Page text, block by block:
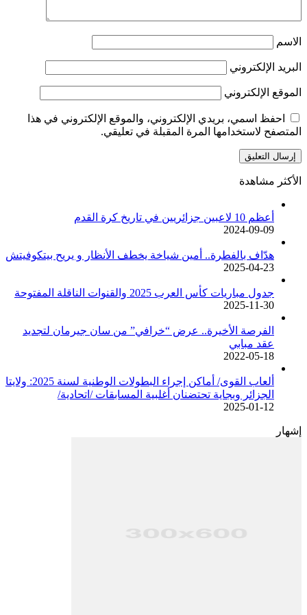
الاسم
البريد الإلكتروني
الموقع الإلكتروني
احفظ اسمي، بريدي الإلكتروني، والموقع الإلكتروني في هذا
المتصفح لاستخدامها المرة المقبلة في تعليقي.
الأكثر مشاهدة
أعظم 10 لاعبين جزائريين في تاريخ كرة القدم
2024-09-09
هدّاف بالفطرة.. أمين شياخة يخطف الأنظار و يريح بيتكوفيتش
2025-04-23
جدول مباريات كأس العرب 2025 والقنوات الناقلة المفتوحة
2025-11-30
الفرصة الأخيرة.. عرض “خرافي” من سان جيرمان لتجديد
عقد مبابي
2022-05-18
ألعاب القوى/ أماكن إجراء البطولات الوطنية لسنة 2025: ولايتا
الجزائر وبجاية تحتضنان أغلبية المسابقات /اتحادية/
2025-01-12
إشهار